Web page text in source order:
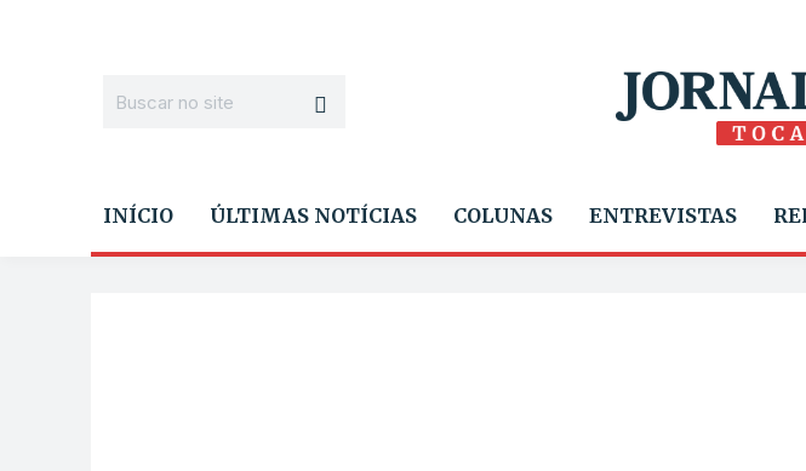
INÍCIO ÚLTIMAS NOTÍCIAS COLUNAS ENTREVISTAS